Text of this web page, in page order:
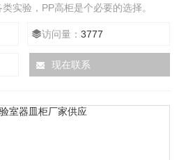
实验，PP高柜是个必要的选择。
访问量：3777
现在联系